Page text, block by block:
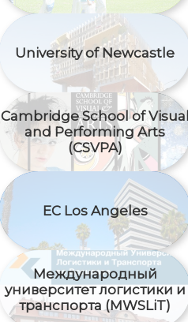
University of Newcastle
Cambridge School of Visual
and Performing Arts
(CSVPA)
EC Los Angeles
Международный
yниверситет логистики и
транспорта (MWSLiT)